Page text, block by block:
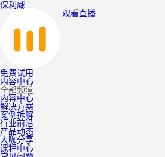
保利威
观看直播
免费试用
内容中心
全部频道
内容中心
解决方案
案例拆解
行业前沿
产品动态
大咖分享
课程中心